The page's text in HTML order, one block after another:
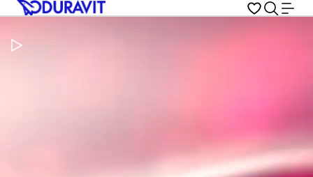
Pausar vídeo